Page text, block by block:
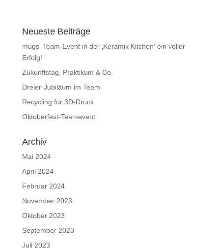
Neueste Beiträge
mugs‘ Team-Event in der ‚Keramik Kitchen‘ ein voller
Erfolg!
Zukunftstag, Praktikum & Co.
Dreier-Jubiläum im Team
Recycling für 3D-Druck
Oktoberfest-Teamevent
Archiv
Mai 2024
April 2024
Februar 2024
November 2023
Oktober 2023
September 2023
Juli 2023